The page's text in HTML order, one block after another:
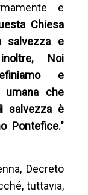
e
Chiesa
salvezza e
Noi
e
umana che
salvezza è
Pontefice."
Decreto
tuttavia,